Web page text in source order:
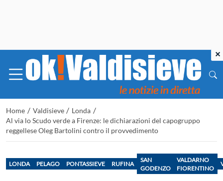
Home / Valdisieve / Londa /
Al via lo Scudo verde a Firenze: le dichiarazioni del capogruppo
reggellese Oleg Bartolini contro il provvedimento
LONDA PELAGO PONTASSIEVE RUFINA
SAN
GODENZO
VALDARNO
FIORENTINO
×